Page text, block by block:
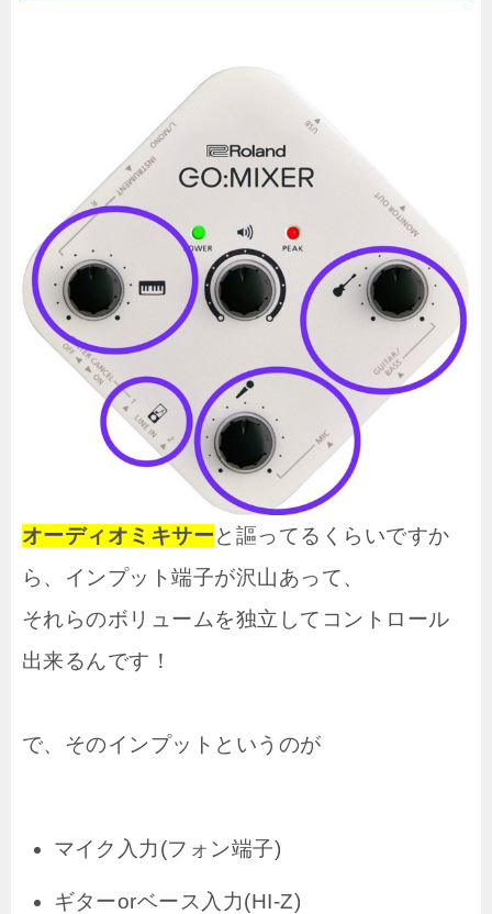
オーディオミキサーと謳ってるくらいですか
ら、インプット端子が沢山あって、
それらのボリュームを独立してコントロール
出来るんです！
で、そのインプットというのが
マイク入力(フォン端子)
ギターorベース入力(HI-Z)